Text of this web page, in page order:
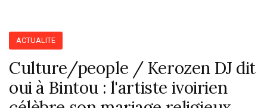
ACTUALITE
Culture/people / Kerozen DJ dit
oui à Bintou : l'artiste ivoirien